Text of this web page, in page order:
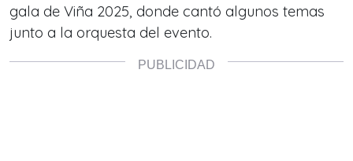
gala de Viña 2025, donde cantó algunos temas
junto a la orquesta del evento.